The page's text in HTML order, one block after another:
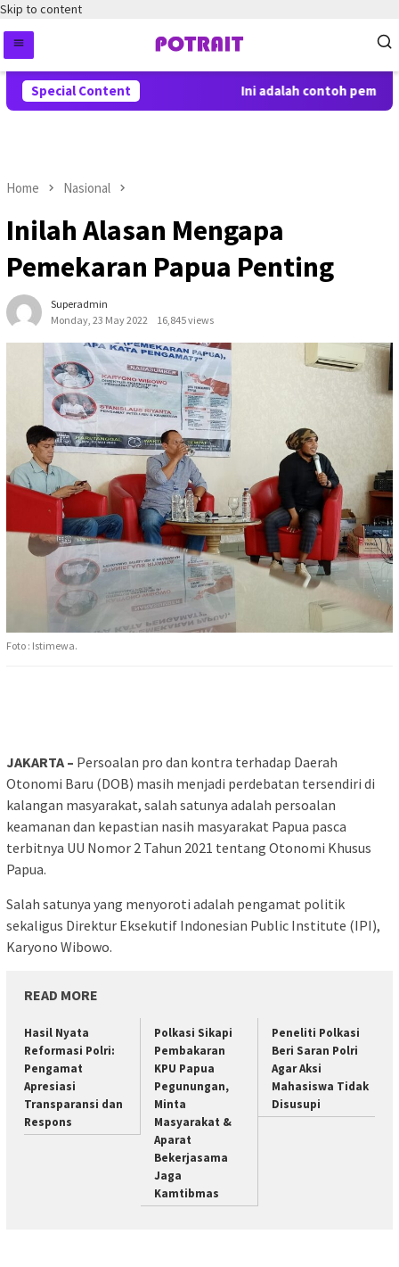
Skip to content
Special Content Ini adalah contoh
Home Nasional
Inilah Alasan Mengapa
Pemekaran Papua Penting
Superadmin
Monday, 23 May 2022
16,845 views
Foto : Istimewa.
JAKARTA – Persoalan pro dan kontra terhadap Daerah
Otonomi Baru (DOB) masih menjadi perdebatan tersendiri di
kalangan masyarakat, salah satunya adalah persoalan
keamanan dan kepastian nasih masyarakat Papua pasca
terbitnya UU Nomor 2 Tahun 2021 tentang Otonomi Khusus
Papua.
Salah satunya yang menyoroti adalah pengamat politik
sekaligus Direktur Eksekutif Indonesian Public Institute (IPI),
Karyono Wibowo.
READ MORE
Hasil Nyata
Reformasi Polri:
Pengamat
Apresiasi
Transparansi dan
Respons
Polkasi Sikapi
Pembakaran
KPU Papua
Pegunungan,
Minta
Masyarakat &
Aparat
Bekerjasama
Jaga
Kamtibmas
Peneliti Polkasi
Beri Saran Polri
Agar Aksi
Mahasiswa Tidak
Disusupi